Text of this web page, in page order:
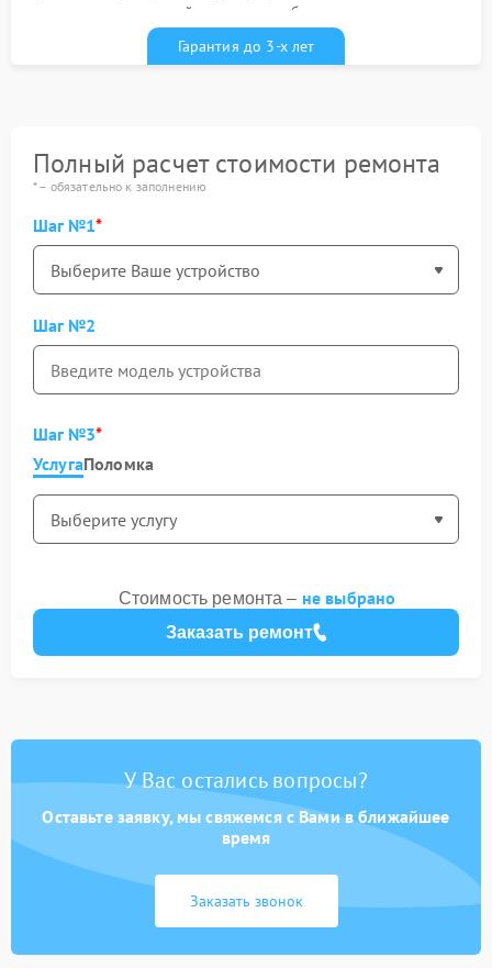
гарантийным талоном бесплатно
Гарантия до 3-х лет
Полный расчет стоимости ремонта
* – обязательно к заполнению
Шаг №1
Шаг №2
Шаг №3
УслугаПоломка
Заказать ремонт
Стоимость ремонта – не выбрано
У Вас остались вопросы?
Оставьте заявку, мы свяжемся с Вами в ближайшее
время
Заказать звонок